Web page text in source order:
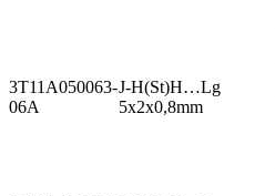
3T11A050063-
06A
J-H(St)H…Lg
5x2x0,8mm